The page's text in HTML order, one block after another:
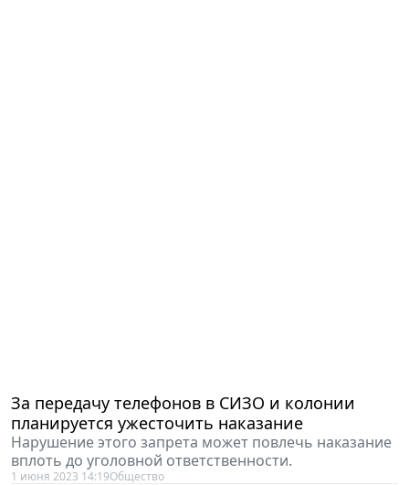
За передачу телефонов в СИЗО и колонии
планируется ужесточить наказание
Нарушение этого запрета может повлечь наказание
вплоть до уголовной ответственности.
1 июня 2023 14:19Общество